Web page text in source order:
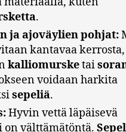
.
ja ajoväylien pohjat:
kantavaa
kalliomursketai
voidaan harkita
sepeliä.
Hyvin vettä läpäisevä
välttämätöntä.